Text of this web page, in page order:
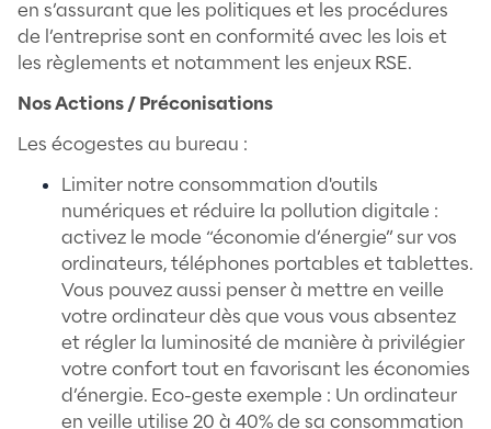
environnement équilibré et
santé ;
Article 2 : toute personne a le devoir
prendre part à la préservation et à
l'amélioration de l'environnement ;
Article 3 : toute personne doit
atteintes qu'elle est susceptible de
l'environnement ou, à défaut, en
conséquences ;
Article 4 : toute personne doit
réparation des dommages qu'elle
l'environnement, dans les conditions
par la loi ;